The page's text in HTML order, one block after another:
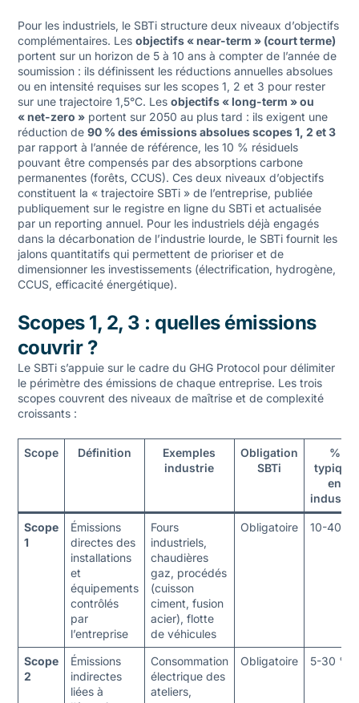
Pour les industriels, le SBTi structure deux niveaux d’objectifs
complémentaires. Les objectifs « near-term » (court terme)
portent sur un horizon de 5 à 10 ans à compter de l’année de
soumission : ils définissent les réductions annuelles absolues
ou en intensité requises sur les scopes 1, 2 et 3 pour rester
sur une trajectoire 1,5°C. Les objectifs « long-term » ou
« net-zero »portent sur 2050 au plus tard : ils exigent une
réduction de 90 % des émissions absolues scopes 1, 2 et 3
par rapport à l’année de référence, les 10 % résiduels
pouvant être compensés par des absorptions carbone
permanentes (forêts, CCUS). Ces deux niveaux d’objectifs
constituent la « trajectoire SBTi » de l’entreprise, publiée
publiquement sur le registre en ligne du SBTi et actualisée
par un reporting annuel. Pour les industriels déjà engagés
dans la décarbonation de l’industrie lourde, le SBTi fournit les
jalons quantitatifs qui permettent de prioriser et de
dimensionner les investissements (électrification, hydrogène,
CCUS, efficacité énergétique).
Scopes 1, 2, 3 : quelles émissions
couvrir ?
Le SBTi s’appuie sur le cadre du GHG Protocol pour délimiter
le périmètre des émissions de chaque entreprise. Les trois
scopes couvrent des niveaux de maîtrise et de complexité
croissants :
Scope Définition
Exemples
industrie
Obligation
SBTi
%
typique
en
industrie
Scope
1
Émissions
directes des
installations
et
équipements
contrôlés
par
l’entreprise
Fours
industriels,
chaudières
gaz, procédés
(cuisson
ciment, fusion
acier), flotte
de véhicules
Obligatoire 10-40 %
Scope
2
Émissions
indirectes
liées à
Consommation
électrique des
ateliers,
Obligatoire 5-30 %